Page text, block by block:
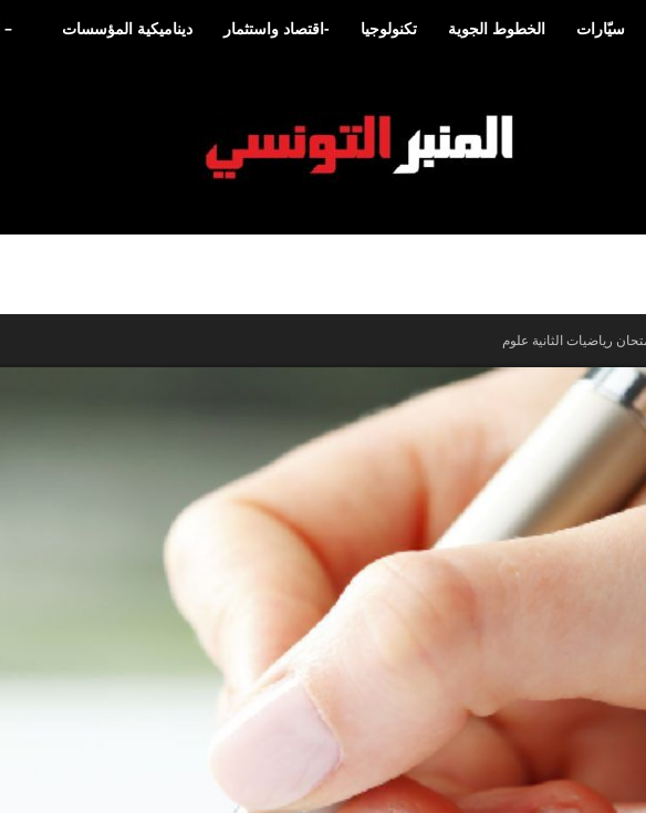
– ديناميكية المؤسسات -اقتصاد واستثمار تكنولوجيا الخطوط الجوية سيّارات
التونسي
رياضيات الثانية علوم